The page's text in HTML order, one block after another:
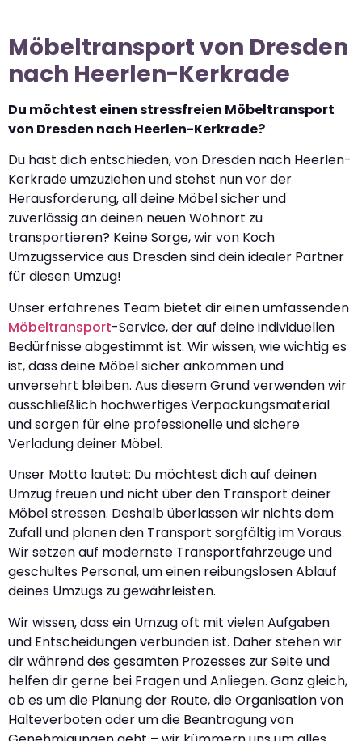
Möbeltransport von Dresden
nach Heerlen-Kerkrade
Du möchtest einen stressfreien Möbeltransport
von Dresden nach Heerlen-Kerkrade?
Du hast dich entschieden, von Dresden nach Heerlen-
Kerkrade umzuziehen und stehst nun vor der
Herausforderung, all deine Möbel sicher und
zuverlässig an deinen neuen Wohnort zu
transportieren? Keine Sorge, wir von Koch
Umzugsservice aus Dresden sind dein idealer Partner
für diesen Umzug!
Unser erfahrenes Team bietet dir einen umfassenden
Möbeltransport-Service, der auf deine individuellen
Bedürfnisse abgestimmt ist. Wir wissen, wie wichtig es
ist, dass deine Möbel sicher ankommen und
unversehrt bleiben. Aus diesem Grund verwenden wir
ausschließlich hochwertiges Verpackungsmaterial
und sorgen für eine professionelle und sichere
Verladung deiner Möbel.
Unser Motto lautet: Du möchtest dich auf deinen
Umzug freuen und nicht über den Transport deiner
Möbel stressen. Deshalb überlassen wir nichts dem
Zufall und planen den Transport sorgfältig im Voraus.
Wir setzen auf modernste Transportfahrzeuge und
geschultes Personal, um einen reibungslosen Ablauf
deines Umzugs zu gewährleisten.
Wir wissen, dass ein Umzug oft mit vielen Aufgaben
und Entscheidungen verbunden ist. Daher stehen wir
dir während des gesamten Prozesses zur Seite und
helfen dir gerne bei Fragen und Anliegen. Ganz gleich,
ob es um die Planung der Route, die Organisation von
Halteverboten oder um die Beantragung von